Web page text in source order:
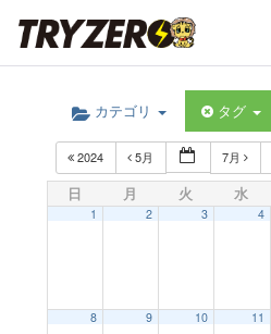
カテゴリ タグ
2024 5月 7月
日 月 火 水
1 2 3 4
8 9 10 11